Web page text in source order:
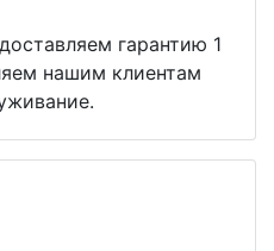
гарантию 1
нашим клиентам